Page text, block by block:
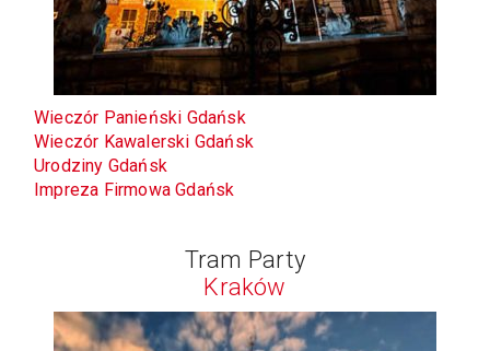
Wieczór Panieński Gdańsk
Wieczór Kawalerski Gdańsk
Urodziny Gdańsk
Impreza Firmowa Gdańsk
Tram Party
Kraków